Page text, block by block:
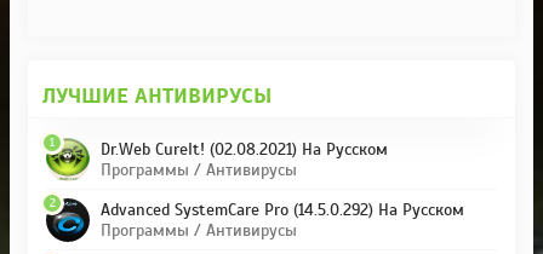
ЛУЧШИЕ АНТИВИРУСЫ
Dr.Web CureIt! (02.08.2021) На Русском
Программы / Антивирусы
1
Advanced SystemCare Pro (14.5.0.292) На Русском
Программы / Антивирусы
2